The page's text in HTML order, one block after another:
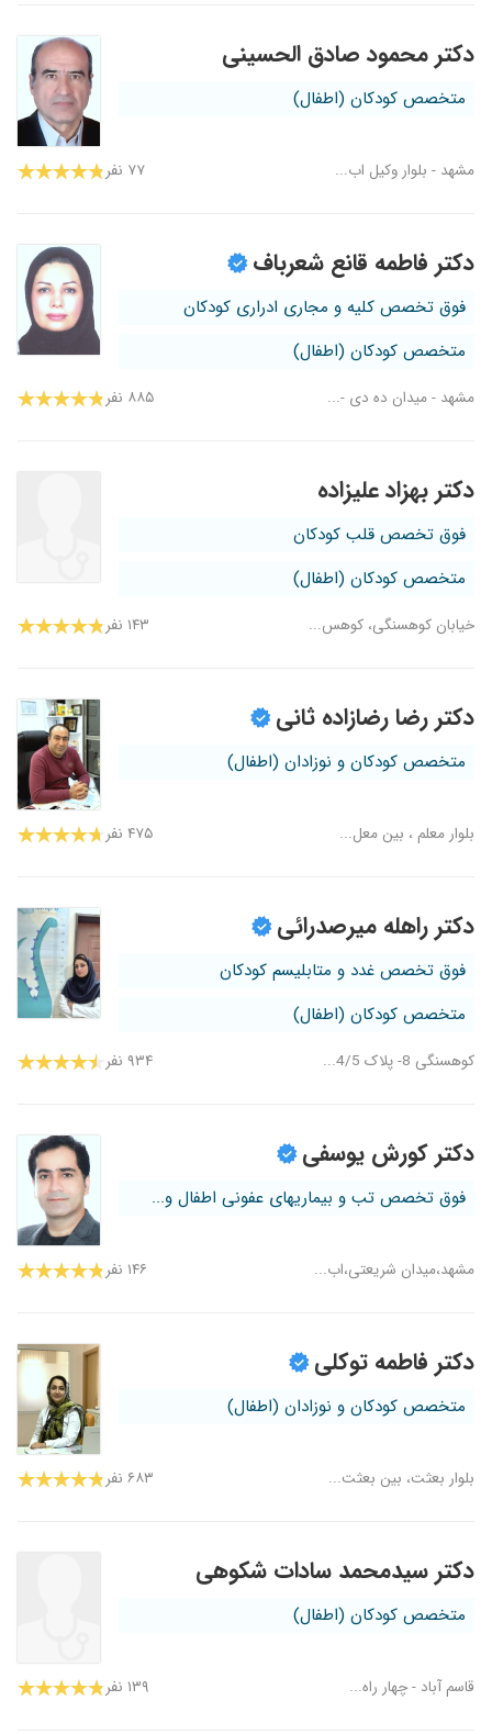
دکتر محمود صادق الحسینی
متخصص کودکان (اطفال)
مشهد - بلوار وکیل اب... ۷۷ نفر
دکتر فاطمه قانع شعرباف
فوق تخصص کلیه و مجاری ادراری کودکان
متخصص کودکان (اطفال)
مشهد - میدان ده دی -... ۸۸۵ نفر
دکتر بهزاد علیزاده
فوق تخصص قلب کودکان
متخصص کودکان (اطفال)
خیابان کوهسنگی، کوهس... ۱۴۳ نفر
دکتر رضا رضازاده ثانی
متخصص کودکان و نوزادان (اطفال)
بلوار معلم ، بین معل... ۴۷۵ نفر
دکتر راهله میرصدرائی
فوق تخصص غدد و متابلیسم کودکان
متخصص کودکان (اطفال)
کوهسنگی 8- پلاک 4/5... ۹۳۴ نفر
دکتر کورش یوسفی
فوق تخصص تب و بیماریهای عفونی اطفال و...
مشهد،میدان شریعتی،اب... ۱۴۶ نفر
دکتر فاطمه توکلی
متخصص کودکان و نوزادان (اطفال)
بلوار بعثت، بین بعثت... ۶۸۳ نفر
دکتر سیدمحمد سادات شکوهی
متخصص کودکان (اطفال)
قاسم آباد - چهار راه... ۱۳۹ نفر